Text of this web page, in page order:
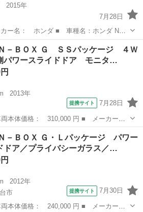
2015年
7月28日
ー名： ホンダ ■ 車種名：ホンダ N
： 96000 キロ ■ 車検有無： ...
－ＢＯＸ Ｇ ＳＳパッケージ ４Ｗ
パワースライドドア モニタ…
2013年
提携サイト 7月28日
－ＢＯＸ ■ グレード名： Ｇ ＳＳ
ースライドドア モニター付きオーデ
－ＢＯＸ Ｇ・Ｌパッケージ パワー
ドア／プライバシーガラス／…
2012年
市
提携サイト 7月30日